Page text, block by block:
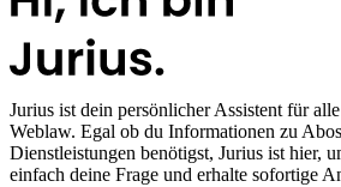
Jurius ist dein persönlicher Assistent für
Weblaw. Egal ob du Informationen zu
Dienstleistungen benötigst, Jurius ist hier,
einfach deine Frage und erhalte sofortige